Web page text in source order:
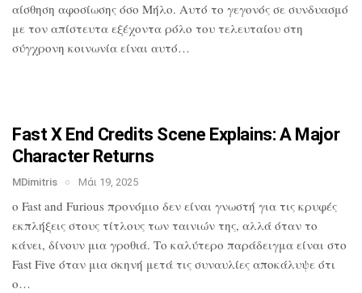
αίσθηση αφοσίωσης όσο Μήλο. Αυτό το γεγονός σε συνδυασμό
με τον απίστευτα εξέχοντα ρόλο του τελευταίου στη
σύγχρονη κοινωνία είναι αυτό…
Fast X End Credits Scene Explains: AMajor
Character Returns
MDimitris Μάι 19, 2025
ο Fast and Furious προνόμιο δεν είναι γνωστή για τις κρυφές
εκπλήξεις στους τίτλους των ταινιών της, αλλά όταν το
κάνει, δίνουν μια γροθιά. Το καλύτερο παράδειγμα είναι στο
Fast Five όταν μια σκηνή μετά τις συναυλίες αποκάλυψε ότι
ο…